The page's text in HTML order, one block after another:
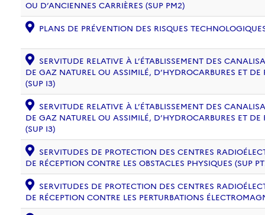
OU D’ANCIENNES CARRIÈRES (SUP PM2)
PLANS DE PRÉVENTION DES RISQUES
SERVITUDE RELATIVE À L’ÉTABLISSEMENT DES
DE GAZ NATUREL OU ASSIMILÉ, D’HYDROCARBURES ET
(SUP I3)
SERVITUDE RELATIVE À L’ÉTABLISSEMENT DES
DE GAZ NATUREL OU ASSIMILÉ, D’HYDROCARBURES ET
(SUP I3)
SERVITUDES DE PROTECTION DES CENTRES
DE RÉCEPTION CONTRE LES OBSTACLES PHYSIQUES (SUP
SERVITUDES DE PROTECTION DES CENTRES
DE RÉCEPTION CONTRE LES PERTURBATIONS